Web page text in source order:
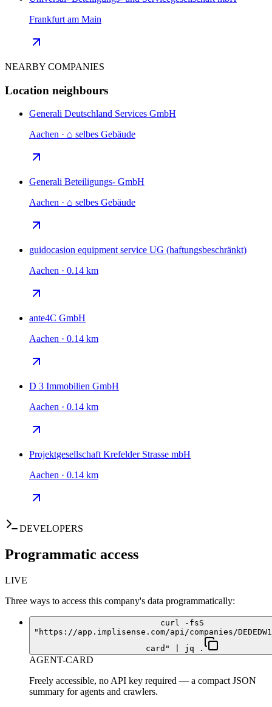
Frankfurt am Main
NEARBY COMPANIES
Location neighbours
Generali Deutschland Services GmbH
Aachen · ⌂ selbes Gebäude
Generali Beteiligungs- GmbH
Aachen · ⌂ selbes Gebäude
guidocasion equipment service UG (haftungsbeschränkt)
Aachen · 0.14 km
ante4C GmbH
Aachen · 0.14 km
D 3 Immobilien GmbH
Aachen · 0.14 km
Projektgesellschaft Krefelder Strasse mbH
Aachen · 0.14 km
DEVELOPERS
Programmatic access
LIVE
Three ways to access this company's data programmatically:
curl -fsS
"https://app.implisense.com/api/companies/
card" | jq .
AGENT-CARD
Freely accessible, no API key required — a compact JSON
summary for agents and crawlers.